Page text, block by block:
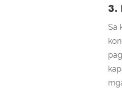
3.
Sa